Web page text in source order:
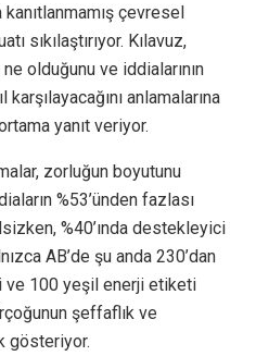
kanıtlanmamış çevresel
sıkılaştırıyor. Kılavuz,
olduğunu ve iddialarının
anlamalarına
yanıt veriyor.
zorluğun boyutunu
%53’ünden fazlası
%40’ında destekleyici
AB’de şu anda 230’dan
100 yeşil enerji etiketi
şeffaflık ve
gösteriyor.